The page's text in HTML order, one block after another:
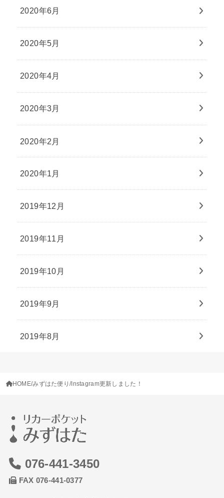
2020年6月
2020年5月
2020年4月
2020年3月
2020年2月
2020年1月
2019年12月
2019年11月
2019年10月
2019年9月
2019年8月
HOME みずはた便り Instagram更新しました！
076-441-3450
FAX 076-441-0377